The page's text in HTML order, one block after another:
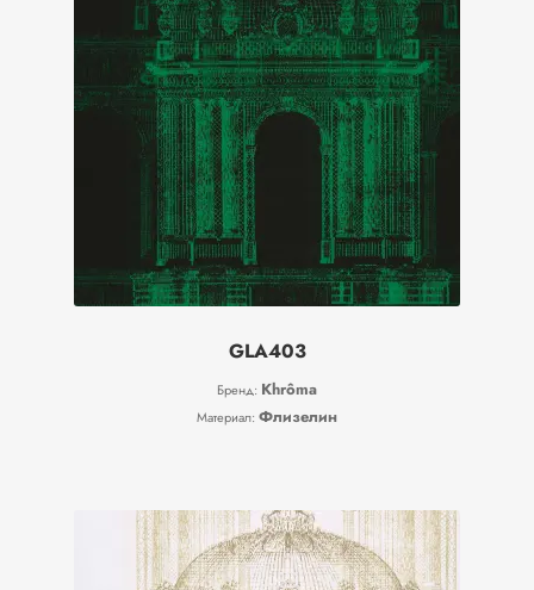
GLA403
Бренд: Khrôma
Материал: Флизелин